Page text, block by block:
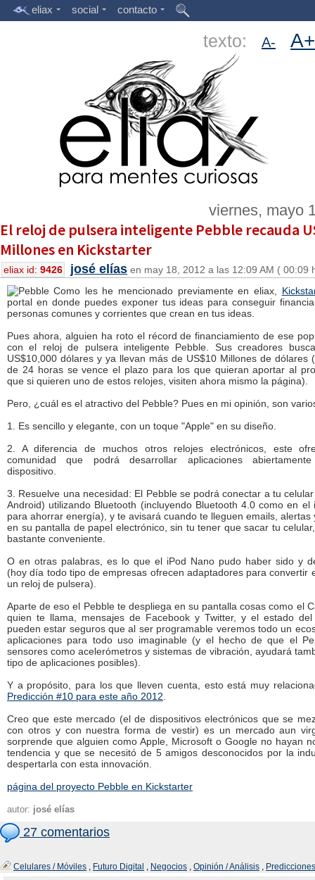
eliax social contacto
texto: A- A+
viernes, mayo
El reloj de pulsera inteligente Pebble recauda
Millones en Kickstarter
eliax id: 9426 josé elías en may 18, 2012 a las 12:09 AM ( 00:09
Como les he mencionado previamente en eliax,
portal en donde puedes exponer tus ideas para conseguir
personas comunes y corrientes que crean en tus ideas.
Pues ahora, alguien ha roto el récord de financiamiento de ese
con el reloj de pulsera inteligente Pebble. Sus creadores
US$10,000 dólares y ya llevan más de US$10 Millones de dólares
de 24 horas se vence el plazo para los que quieran aportar al
que si quieren uno de estos relojes, visiten ahora mismo la página).
Pero, ¿cuál es el atractivo del Pebble? Pues en mi opinión, son
1. Es sencillo y elegante, con un toque "Apple" en su diseño.
2. A diferencia de muchos otros relojes electrónicos, este
comunidad que podrá desarrollar aplicaciones
dispositivo.
3. Resuelve una necesidad: El Pebble se podrá conectar a tu
Android) utilizando Bluetooth (incluyendo Bluetooth 4.0 como en el
para ahorrar energía), y te avisará cuando te lleguen emails, alertas
en su pantalla de papel electrónico, sin tu tener que sacar tu
bastante conveniente.
O en otras palabras, es lo que el iPod Nano pudo haber sido y
(hoy día todo tipo de empresas ofrecen adaptadores para convertir
un reloj de pulsera).
Aparte de eso el Pebble te despliega en su pantalla cosas como el
quien te llama, mensajes de Facebook y Twitter, y el estado
pueden estar seguros que al ser programable veremos todo un
aplicaciones para todo uso imaginable (y el hecho de que el
sensores como acelerómetros y sistemas de vibración, ayudará
tipo de aplicaciones posibles).
Y a propósito, para los que lleven cuenta, esto está muy
Predicción #10 para este año 2012
Creo que este mercado (el de dispositivos electrónicos que se
con otros y con nuestra forma de vestir) es un mercado aun
sorprende que alguien como Apple, Microsoft o Google no hayan
tendencia y que se necesitó de 5 amigos desconocidos por la
despertarla con esta innovación.
página del proyecto Pebble en Kickstarter
autor: josé elías
27 comentarios
Celulares / Móviles , Futuro Digital , Negocios , Opinión / Análisis , Predicciones